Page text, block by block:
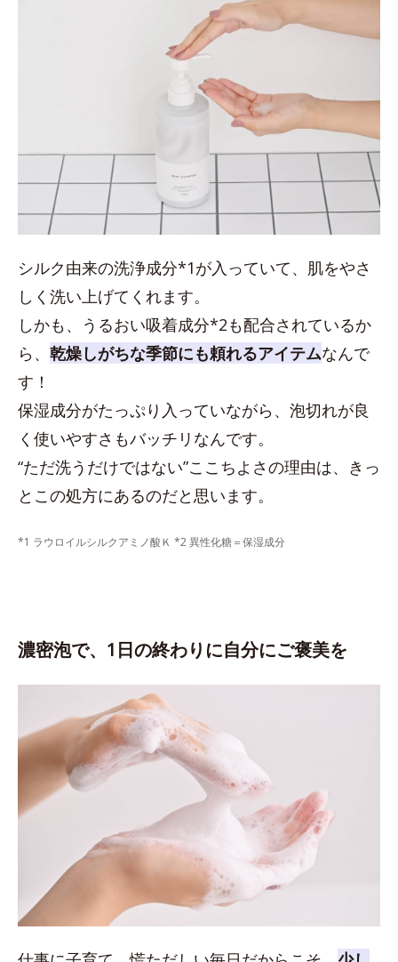
シルク由来の洗浄成分*1が入っていて、肌をやさ
しく洗い上げてくれます。
しかも、うるおい吸着成分*2も配合されているか
ら、 乾燥しがちな季節にも頼れるアイテムなんで
す！
保湿成分がたっぷり入っていながら、泡切れが良
く使いやすさもバッチリなんです。
“ただ洗うだけではない”ここちよさの理由は、きっ
とこの処方にあるのだと思います。
*1 ラウロイルシルクアミノ酸Ｋ *2 異性化糖＝保湿成分
濃密泡で、1日の終わりに自分にご褒美を